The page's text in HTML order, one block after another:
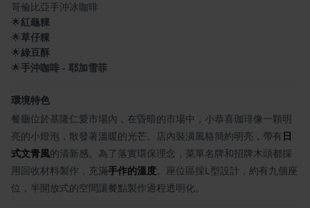
哥倫比亞手沖冰咖啡
🌟紅龜粿
🌟草仔粿
🌟綠豆酥
🌟手沖咖啡 - 耶加雪菲
環境特色
餐廳位於基隆仁愛市場內，在昏暗的市場中，小恭喜珈琲像一顆明
亮的小燈泡，散發著溫暖的光芒。店內裝潢風格簡約明亮，帶有 日
式文青風的清新感。為了落實環保理念，菜單名牌和招牌木頭都採
用回收材料製作，充滿手作的溫度 。座位區採L型設計，約有九個座
位，半開放式的空間讓餐點製作過程透明化。